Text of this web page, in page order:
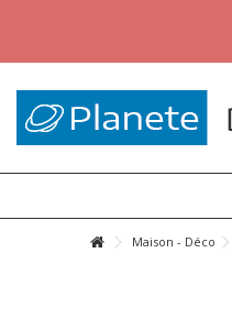
Maison - Déco